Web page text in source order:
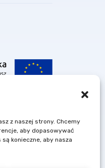
z naszej strony. Chcemy
aby dopasowywać
konieczne, aby nasza
2007-